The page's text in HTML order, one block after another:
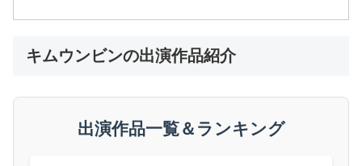
キムウンビンの出演作品紹介
出演作品一覧＆ランキング